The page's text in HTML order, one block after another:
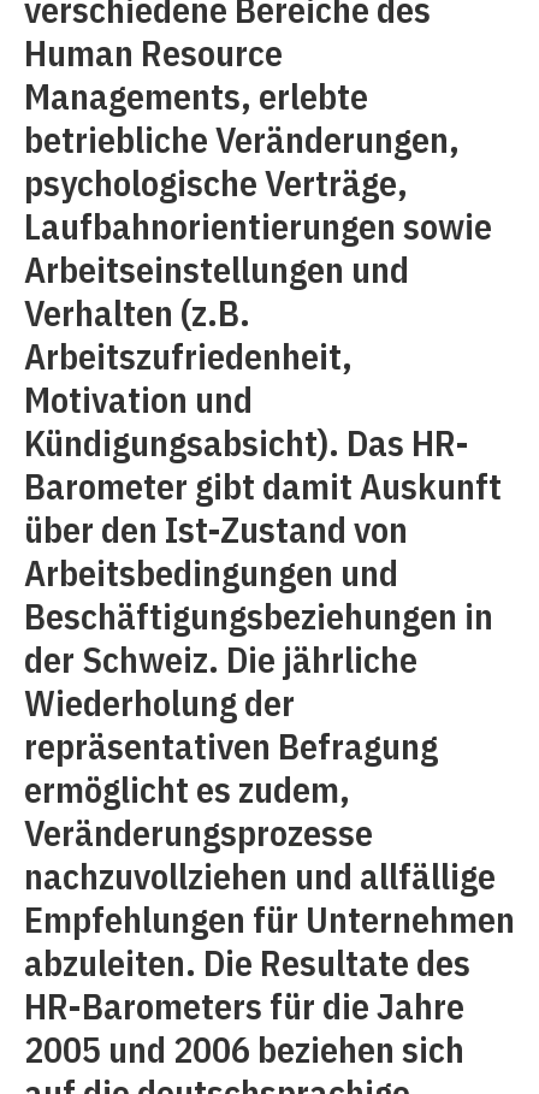
Human Resource
Managements, erlebte
betriebliche Veränderungen,
psychologische Verträge,
Laufbahnorientierungen sowie
Arbeitseinstellungen und
Verhalten (z.B.
Arbeitszufriedenheit,
Motivation und
Kündigungsabsicht). Das HR-
Barometer gibt damit Auskunft
über den Ist-Zustand von
Arbeitsbedingungen und
Beschäftigungsbeziehungen in
der Schweiz. Die jährliche
Wiederholung der
repräsentativen Befragung
ermöglicht es zudem,
Veränderungsprozesse
nachzuvollziehen und allfällige
Empfehlungen für Unternehmen
abzuleiten. Die Resultate des
HR-Barometers für die Jahre
2005 und 2006 beziehen sich